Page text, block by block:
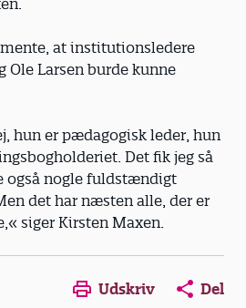
at institu­tionsledere
Ole Larsen burde kunne
hun er pæda­gogisk leder, hun
Det fik jeg så
også nogle fuldstændigt
det har næsten alle, der er
siger Kirsten Maxen.
Opens in a new window
Opens in a new
Opens in
Udskriv Del